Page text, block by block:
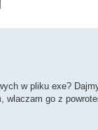
w pliku exe?
wlaczam go z